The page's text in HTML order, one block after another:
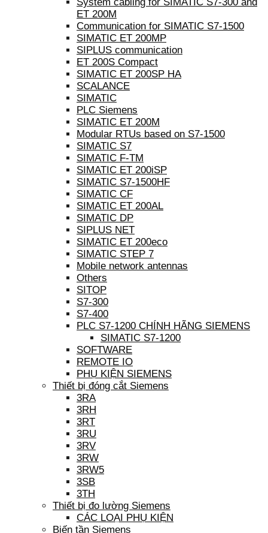
ET 200M
Communication for SIMATIC S7-1500
SIMATIC ET 200MP
SIPLUS communication
ET 200S Compact
SIMATIC ET 200SP HA
SCALANCE
SIMATIC
PLC Siemens
SIMATIC ET 200M
Modular RTUs based on S7-1500
SIMATIC S7
SIMATIC F-TM
SIMATIC ET 200iSP
SIMATIC S7-1500HF
SIMATIC CF
SIMATIC ET 200AL
SIMATIC DP
SIPLUS NET
SIMATIC ET 200eco
SIMATIC STEP 7
Mobile network antennas
Others
SITOP
S7-300
S7-400
PLC S7-1200 CHÍNH HÃNG SIEMENS
SIMATIC S7-1200
SOFTWARE
REMOTE IO
PHỤ KIỆN SIEMENS
Thiết bị đóng cắt Siemens
3RA
3RH
3RT
3RU
3RV
3RW
3RW5
3SB
3TH
Thiết bị đo lường Siemens
CÁC LOẠI PHỤ KIỆN
Biến tần Siemens